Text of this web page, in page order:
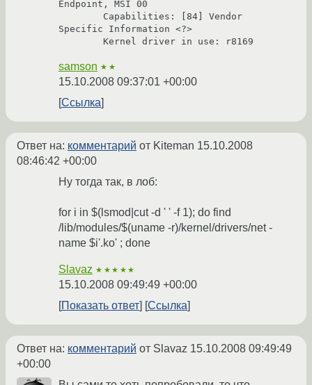
Endpoint, MSI 00
Specific Information <?>
samson ★★
15.10.2008 09:37:01 +00:00
Ссылка
Ответ на: комментарий от Kiteman 15.10.2008
08:46:42 +00:00
Ну тогда так, в лоб:
for i in $(lsmod|cut -d ' ' -f 1); do find
/lib/modules/$(uname -r)/kernel/drivers/net -
name $i'.ko' ; done
Slavaz ★★★★★
15.10.2008 09:49:49 +00:00
Показать ответ
Ссылка
Ответ на: комментарий от Slavaz 15.10.2008 09:49:49
+00:00